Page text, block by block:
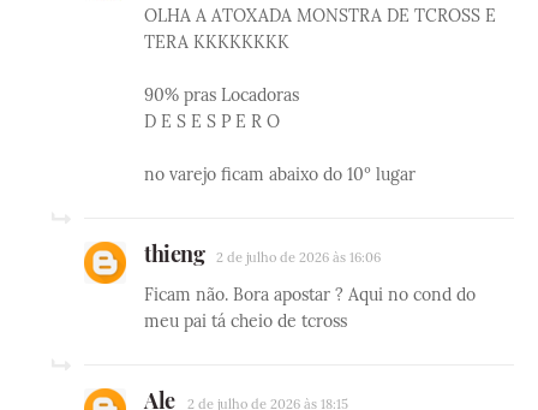
OLHA A ATOXADA MONSTRA DE TCROSS E
TERA KKKKKKKK
90% pras Locadoras
D E S E S P E R O
no varejo ficam abaixo do 10º lugar
thieng 2 de julho de 2026 às 16:06
Ficam não. Bora apostar ? Aqui no cond do
meu pai tá cheio de tcross
Ale 2 de julho de 2026 às 18:15